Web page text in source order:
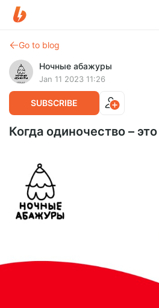
Go to blog
Ночные абажуры
Jan 11 2023 11:26
SUBSCRIBE
Когда одиночество –